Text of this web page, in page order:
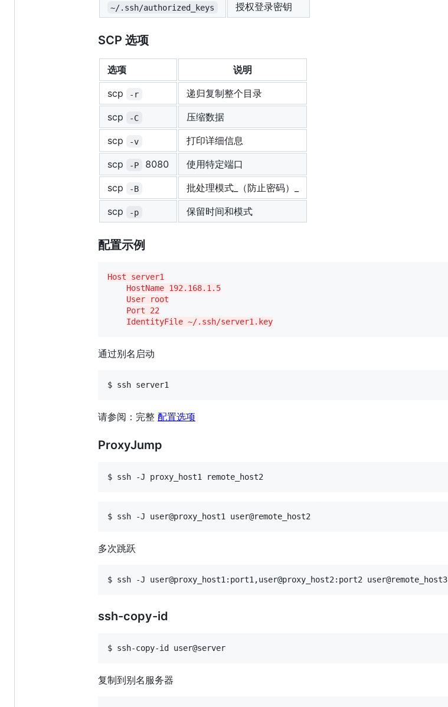
~/.ssh/authorized_keys 授权登录密钥
SCP 选项
选项
说明
scp
-r
递归复制整个目录
scp
-C
压缩数据
scp
-v
打印详细信息
scp
-P 8080
使用特定端口
scp
-B
批处理模式_（防止密码）_
scp
-p 保留时间和模式
配置示例
Host server1
HostName 192.168.1.5
User root
Port 22
IdentityFile ~/.ssh/server1.key
通过别名启动
$ ssh server1
请参阅：完整 配置选项
ProxyJump
$ ssh -J proxy_host1 remote_host2
$ ssh -J user@proxy_host1 user@remote_host2
多次跳跃
$ ssh -J user@proxy_host1:port1,user@proxy_host2:port2 user@remote_host3
ssh-copy-id
$ ssh-copy-id user@server
复制到别名服务器